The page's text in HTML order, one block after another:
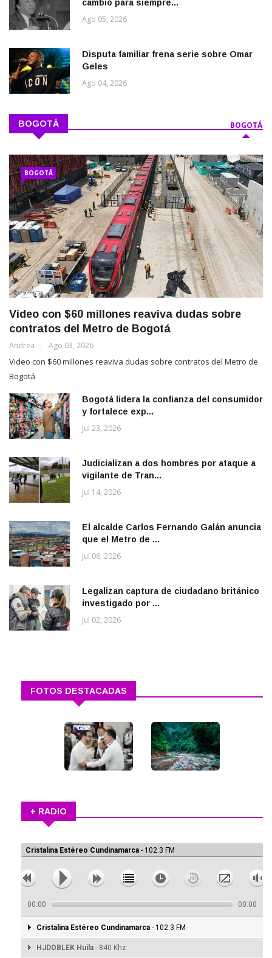
cambió para siempre...
Ago 05, 2026
Disputa familiar frena serie sobre Omar
Geles
Ago 04, 2026
BOGOTÁ BOGOTÁ
BOGOTÁ
Video con $60 millones reaviva dudas sobre
contratos del Metro de Bogotá
Andrea Ago 03, 2026
Video con $60 millones reaviva dudas sobre contratos del Metro de
Bogotá
Bogotá lidera la confianza del consumidor
y fortalece exp...
Jul 23, 2026
Judicializan a dos hombres por ataque a
vigilante de Tran...
Jul 14, 2026
El alcalde Carlos Fernando Galán anuncia
que el Metro de ...
Jul 06, 2026
Legalizan captura de ciudadano británico
investigado por ...
Jul 02, 2026
FOTOS DESTACADAS
+ RADIO
Cristalina Estéreo Cundinamarca - 102.3 FM
00:00 00:00
Cristalina Estéreo Cundinamarca - 102.3 FM
HJDOBLEK Huila - 840 Khz